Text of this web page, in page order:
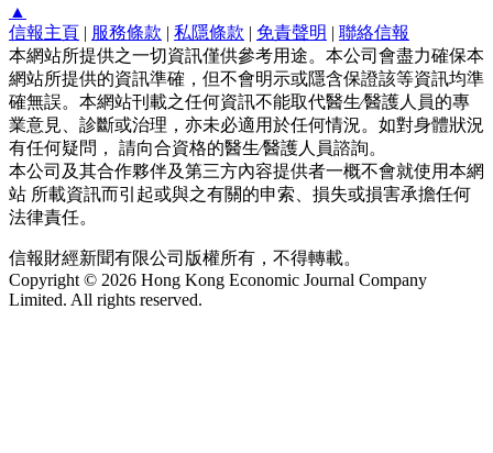
▲
信報主頁 | 服務條款 | 私隱條款 | 免責聲明 | 聯絡信報
本網站所提供之一切資訊僅供參考用途。本公司會盡力確保本
網站所提供的資訊準確，但不會明示或隱含保證該等資訊均準
確無誤。本網站刊載之任何資訊不能取代醫生∕醫護人員的專
業意見、診斷或治理，亦未必適用於任何情況。如對身體狀況
有任何疑問， 請向合資格的醫生∕醫護人員諮詢。
本公司及其合作夥伴及第三方內容提供者一概不會就使用本網
站 所載資訊而引起或與之有關的申索、損失或損害承擔任何
法律責任。
信報財經新聞有限公司版權所有，不得轉載。
Copyright © 2026 Hong Kong Economic Journal Company
Limited. All rights reserved.